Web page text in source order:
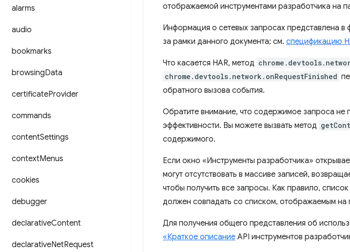
alarms
audio
bookmarks
browsingData
certificateProvider
commands
contentSettings
contextMenus
cookies
debugger
declarativeContent
declarativeNetRequest
отображаемой инструментами разработчика на
Информация о сетевых запросах представлена ​​в
за рамки данного документа; см. спецификацию
Что касается HAR, метод
chrome.devtools.network.onRequestFinished
обратного вызова события.
Обратите внимание, что содержимое запроса не
эффективности. Вы можете вызвать метод
содержимого.
Если окно «Инструменты разработчика»
могут отсутствовать в массиве записей,
чтобы получить все запросы. Как правило,
должен совпадать со списком, отображаемым на
Для получения общего представления об
«Краткое описание API инструментов